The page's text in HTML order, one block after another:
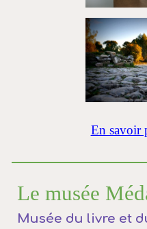
En savoir
Le musée
Musée du livre et